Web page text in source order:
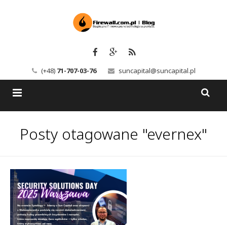
(+48) 71-707-03-76 suncapital@suncapital.pl
Backup-Solutions
Bezpieczeństwo IT
Kerio
Serwery pocztowe
Usługi
Newsletter
Szkolenia
Kontakt
Posty otagowane "evernex"